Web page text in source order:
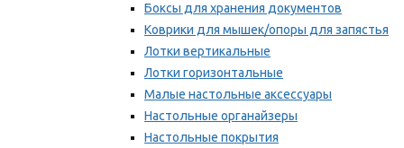
Боксы для хранения документов
Коврики для мышек/опоры для запястья
Лотки вертикальные
Лотки горизонтальные
Малые настольные аксессуары
Настольные органайзеры
Настольные покрытия